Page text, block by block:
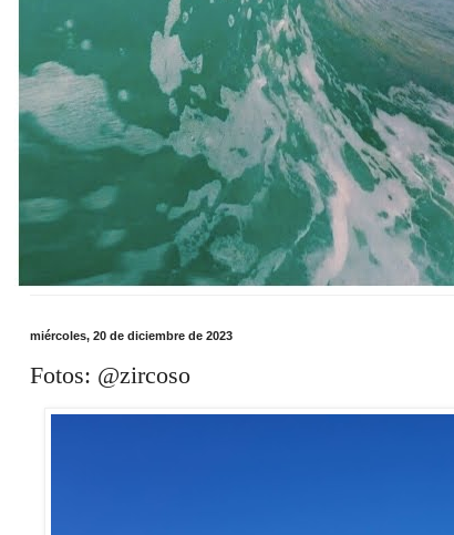
miércoles, 20 de diciembre de 2023
Fotos: @zircoso